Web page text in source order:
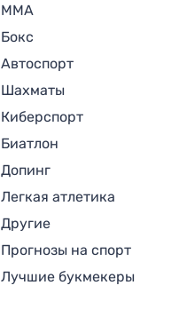
MMA
Бокс
Автоспорт
Шахматы
Киберспорт
Биатлон
Допинг
Легкая атлетика
Другие
Прогнозы на спорт
Лучшие букмекеры